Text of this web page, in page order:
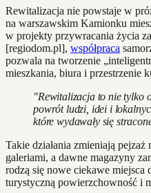
Rewitalizacja nie powstaje w
na warszawskim Kamionku
w projekty przywracania życia
[regiodom.pl], współpraca
pozwala na tworzenie
mieszkania, biura i przestrzenie
"Rewitalizacja to nie tylko
powrót ludzi, idei i
które wydawały się
Takie działania zmieniają pejzaż
galeriami, a dawne magazyny
rodzą się nowe ciekawe miejsca
turystyczną powierzchowność i